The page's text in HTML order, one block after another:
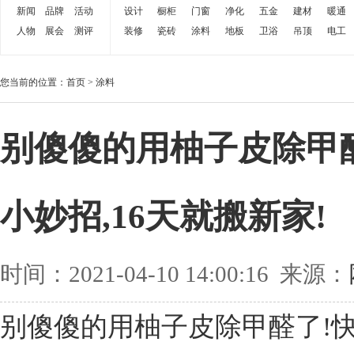
新闻 品牌
活动
人物
展会 测评
设计 橱柜 门窗 净化 五金 建材
暖通
装修
瓷砖 涂料 地板 卫浴 吊顶 电工
您当前的位置： 首页 > 涂料
别傻傻的用柚子皮除甲
小妙招,16天就搬新家!
时间：2021-04-10 14:00:16 来源：
别傻傻的用柚子皮除甲醛了!